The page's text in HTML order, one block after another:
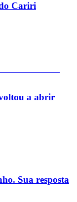
Cariri
a abrir
Sua resposta